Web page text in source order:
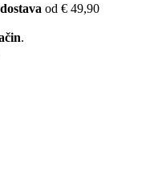
od € 49,90
.